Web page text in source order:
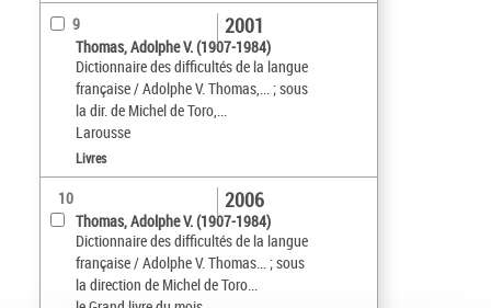
9
Thomas, Adolphe V. (1907-1984)
Dictionnaire des difficultés de la langue
française / Adolphe V. Thomas,... ; sous
la dir. de Michel de Toro,...
Larousse
2001
Livres
10
Thomas, Adolphe V. (1907-1984)
Dictionnaire des difficultés de la langue
française / Adolphe V. Thomas... ; sous
la direction de Michel de Toro...
2006